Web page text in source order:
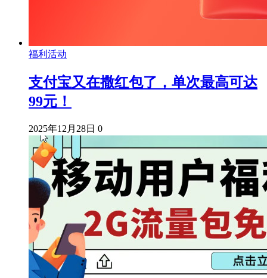
福利活动
支付宝又在撒红包了，单次最高可达
99元！
2025年12月28日 0